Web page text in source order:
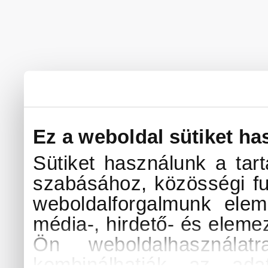
Ez a weboldal sütiket
Sütiket használunk a
szabásához, közösségi
weboldalforgalmunk
média-, hirdető- és
Ön